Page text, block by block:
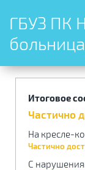
ГБУЗ ПК
Итоговое
Частично
На кресле-
Частично
С